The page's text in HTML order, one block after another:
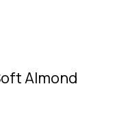
Almond